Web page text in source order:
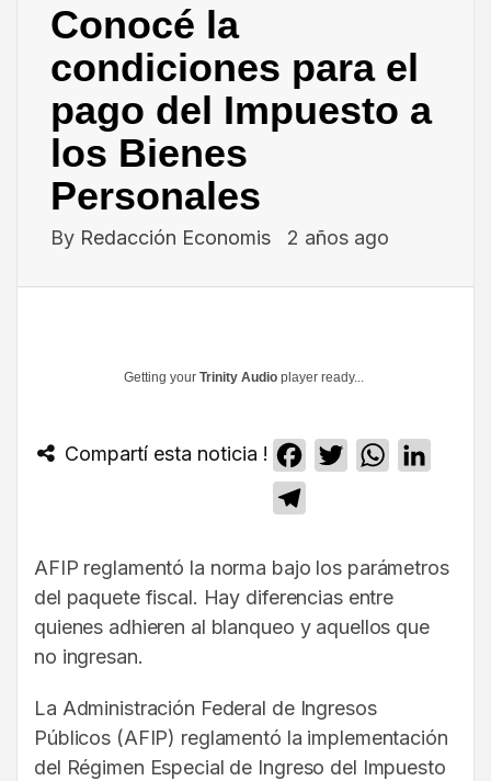
Conocé la
condiciones para el
pago del Impuesto a
los Bienes
Personales
By Redacción Economis 2 años ago
Getting your Trinity Audio player ready...
Compartí esta noticia ! Facebook
TwitterWhatsApp
AFIP reglamentó la norma bajo los parámetros
del paquete fiscal. Hay diferencias entre
quienes adhieren al blanqueo y aquellos que
no ingresan.
La Administración Federal de Ingresos
Públicos (AFIP) reglamentó la implementación
del Régimen Especial de Ingreso del Impuesto